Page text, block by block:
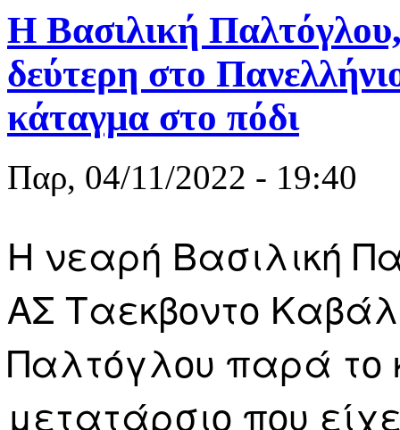
Η Βασιλική
δεύτερη στο
κάταγμα στο πόδι
Παρ, 04/11/2022 - 19:40
Η νεαρή Βασιλική
ΑΣ Ταεκβοντο
Παλτόγλου παρά το
μετατάρσιο που